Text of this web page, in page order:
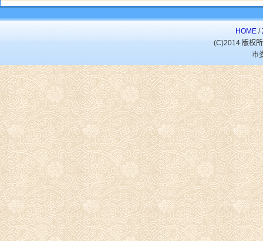
HOME /
(C)2014 版权
市